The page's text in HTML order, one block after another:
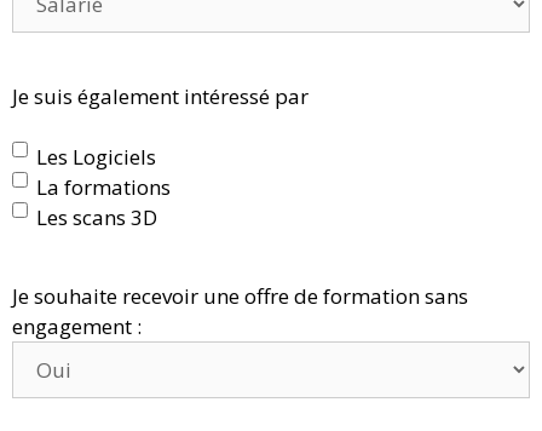
Je suis également intéressé par
Les Logiciels
La formations
Les scans 3D
Je souhaite recevoir une offre de formation sans
engagement :